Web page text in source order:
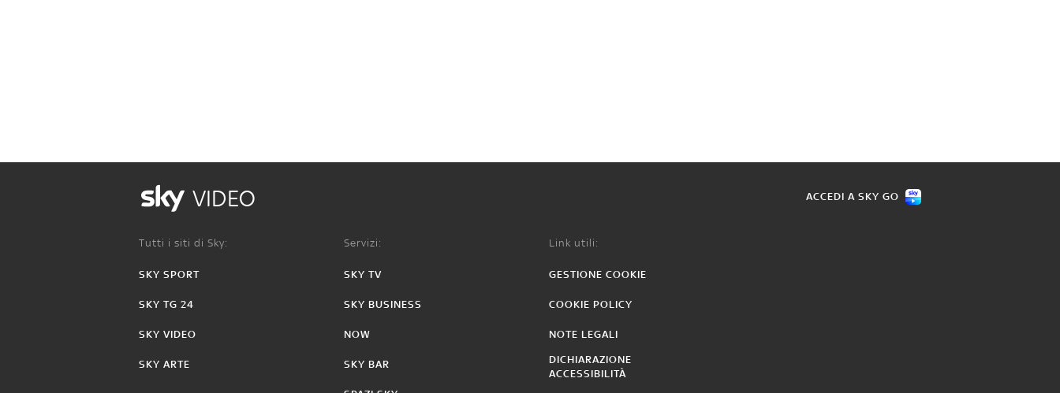
VIDEO ACCEDI A SKY GO
Tutti i siti di Sky:
SKY SPORT
SKY TG 24
SKY VIDEO
SKY ARTE
Servizi:
SKY TV
SKY BUSINESS
NOW
SKY BAR
Link utili:
GESTIONE COOKIE
COOKIE POLICY
NOTE LEGALI
DICHIARAZIONE
ACCESSIBILITÀ